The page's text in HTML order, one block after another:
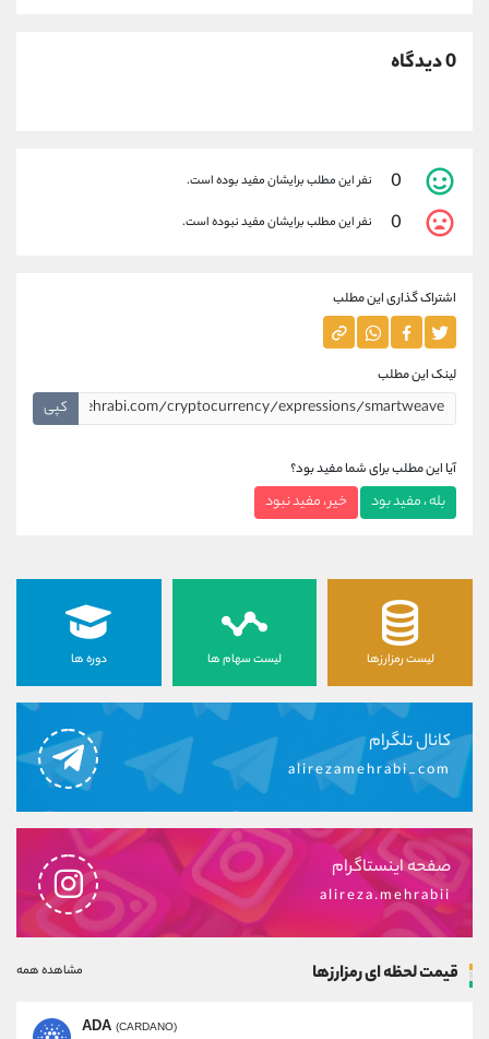
0 دیدگاه
0 نفر این مطلب برایشان مفید بوده است.
0 نفر این مطلب برایشان مفید نبوده است.
اشتراک گذاری این مطلب
لینک این مطلب
کپی
آیا این مطلب برای شما مفید بود؟
بله ، مفید بود خیر ، مفید نبود
لیست رمزارزها لیست سهام ها دوره ها
کانال تلگرام
alirezamehrabi_com
صفحه اینستاگرام
alireza.mehrabii
قیمت لحظه ای رمزارزها مشاهده همه
ADA (CARDANO)